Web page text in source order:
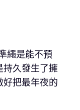
繩是能不預
持久發生了擁
好把最年夜的